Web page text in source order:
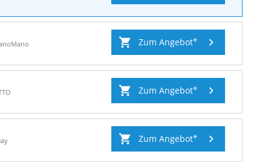
Zum Angebot
Zum Angebot
Zum Angebot